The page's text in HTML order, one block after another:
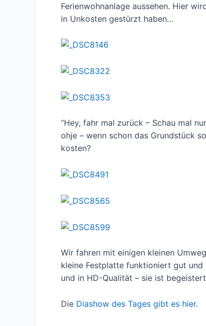
Ferienwohnanlage aussehen. Hier
in Unkosten gestürzt haben…
“Hey, fahr mal zurück – Schau mal
ohje – wenn schon das Grundstück
kosten?
Wir fahren mit einigen kleinen
kleine Festplatte funktioniert gut und
und in HD-Qualität – sie ist
Die Diashow des Tages gibt es hier.